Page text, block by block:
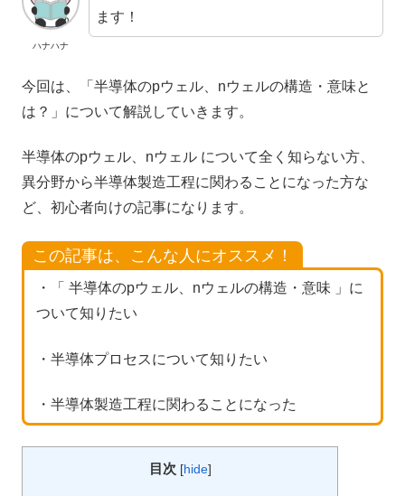
ハナハナ
ます！
今回は、「半導体のpウェル、nウェルの構造・意味と
は？」について解説していきます。
半導体のpウェル、nウェル について全く知らない方、
異分野から半導体製造工程に関わることになった方な
ど、初心者向けの記事になります。
この記事は、こんな人にオススメ！
・「 半導体のpウェル、nウェルの構造・意味 」に
ついて知りたい
・半導体プロセスについて知りたい
・半導体製造工程に関わることになった
目次 [hide]